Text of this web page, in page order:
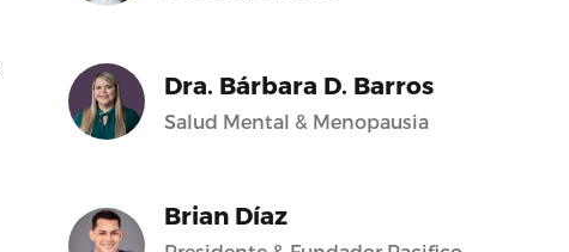
Dra. Bárbara D. Barros
Salud Mental & Menopausia
Brian Díaz